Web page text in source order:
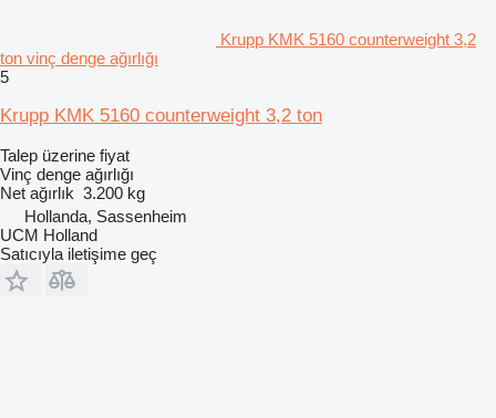
Krupp KMK 5160 counterweight 3,2
ton vinç denge ağırlığı
5
Krupp KMK 5160 counterweight 3,2 ton
Talep üzerine fiyat
Vinç denge ağırlığı
Net ağırlık 3.200 kg
Hollanda, Sassenheim
UCM Holland
Satıcıyla iletişime geç